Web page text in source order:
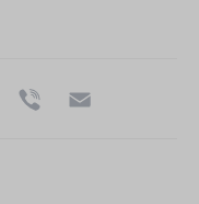
WhatsApp
Viber